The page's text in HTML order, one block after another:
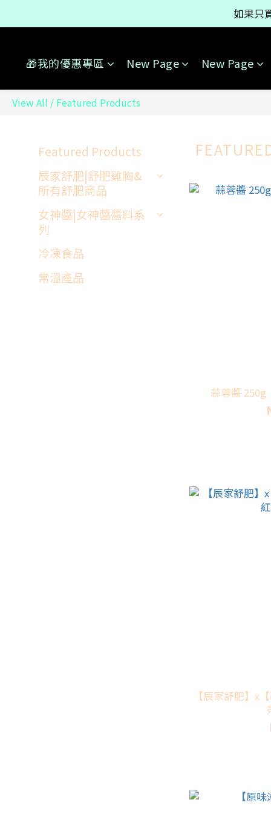
如果只
如果只
如果只
🎁我的優惠專區 New Page New Page
View All / Featured Products
Featured Products
辰家舒肥|舒肥雞胸&
所有舒肥商品
女神醬|女神醬醬料系
列
冷凍食品
常溫產品
蒜蓉醬 250g
【辰家舒肥】x